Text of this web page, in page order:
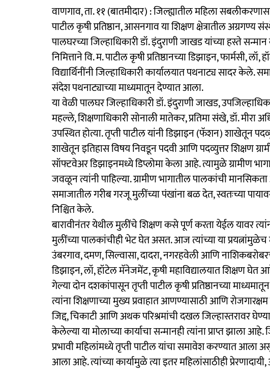
वाणगाव, ता. ११ (बातमीदार) : जिल्ह्यातील महिला
पाटील कृषी प्रतिष्ठान, आसनगाव या शिक्षण क्षेत्रातील अग्रगण्य
पालघरच्या जिल्हाधिकारी डॉ. इंदुराणी जाखड यांच्या हस्ते
निमित्ताने वि. म. पाटील कृषी प्रतिष्ठानच्या डिझाइन, फार्मसी,
विद्यार्थिनींनी जिल्हाधिकारी कार्यालयात पथनाट्य सादर
संदेश पथनाट्याच्या माध्यमातून देण्यात आला.
या वेळी पालघर जिल्हाधिकारी डॉ. इंदुराणी जाखड,
महल्ले, शिक्षणाधिकारी सोनाली मातेकर, प्रतिमा संखे, डॉ. मीरा
उपस्थित होत्या. तृप्ती पाटील यांनी डिझाइन (फॅशन) शाखेतून
शाखेतून इतिहास विषय निवडून पदवी आणि पदव्युत्तर शिक्षण
सॉफ्टवेअर डिझाइनमध्ये डिप्लोमा केला आहे. त्यामुळे ग्रामीण
जवळून त्यांनी पाहिल्या. ग्रामीण भागातील पालकांची
समाजातील गरीब गरजू मुलींच्या पंखांना बळ देत, स्वतःच्या
निश्चित केले.
बारावीनंतर येथील मुलींचे शिक्षण कसे पूर्ण करता येईल यावर
मुलींच्या पालकांचीही भेट घेत असत. आज त्यांच्या या
उंबरगाव, दमण, सिल्वासा, दादरा, नगरहवेली आणि नाशिकबरोबरच
डिझाइन, लॉ, हॉटेल मॅनेजमेंट, कृषी महाविद्यालयात शिक्षण घेत
गेल्या दोन दशकांपासून तृप्ती पाटील कृषी प्रतिष्ठानच्या
त्यांना शिक्षणाच्या मुख्य प्रवाहात आणण्यासाठी आणि
जिद्द, चिकाटी आणि अथक परिश्रमांची दखल जिल्हास्तरावर
केलेल्या या मोलाच्या कार्याचा सन्मानही त्यांना प्राप्त झाला आहे.
प्रभावी महिलांमध्ये तृप्ती पाटील यांचा समावेश करण्यात आला
आला आहे. त्यांच्या कार्यामुळे त्या इतर महिलांसाठीही